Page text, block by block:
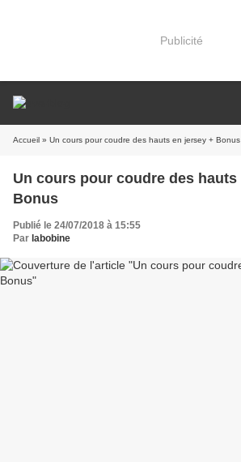
Publicité
Accueil » Un cours pour coudre des hauts en jersey + Bonus
Un cours pour coudre des hauts en jersey +
Bonus
Publié le 24/07/2018 à 15:55
Par labobine